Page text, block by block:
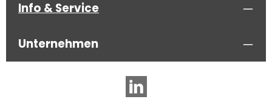
Info & Service
Unternehmen